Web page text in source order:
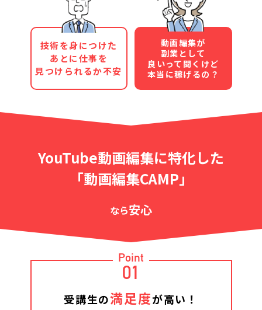
技術を身につけた
あとに仕事を
見つけられるか不安
動画編集が
副業として
良いって聞くけど
本当に稼げるの？
YouTube動画編集に特化した
「動画編集CAMP」
なら安心
Point
01
受講生の満足度が高い！